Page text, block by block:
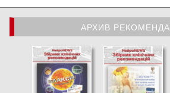
АРХИВ
АРХИВ РЕКОМЕНДАЦИЙ